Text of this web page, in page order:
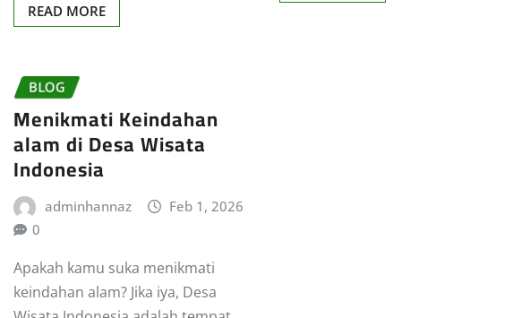
READ MORE
BLOG
Menikmati Keindahan
alam di Desa Wisata
Indonesia
adminhannaz
Feb 1, 2026
0
Apakah kamu suka menikmati
keindahan alam? Jika iya, Desa